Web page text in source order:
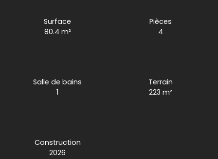
Surface
80.4 m²
Pièces
4
Salle de bains
1
Terrain
223 m²
Construction
2026